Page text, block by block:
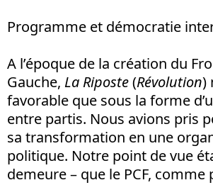
Programme et démocratie
A l’époque de la création du
Gauche, La Riposte(Révolution)
favorable que sous la forme
entre partis. Nous avions pris
sa transformation en une
politique. Notre point de vue
demeure – que le PCF, comme